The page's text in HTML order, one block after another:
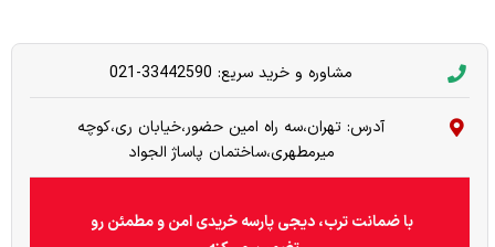
مشاوره و خرید سریع: 33442590-021
آدرس: تهران،سه راه امین حضور،خیابان ری،کوچه
میرمطهری،ساختمان پاساژ الجواد
با ضمانت ترب، دیجی پارسه خریدی امن و مطمئن رو